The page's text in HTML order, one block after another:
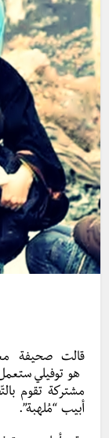
قالت صحيفة
هوتوفيلي
مشتركة تقوم
أبيب “مُلهبة”.